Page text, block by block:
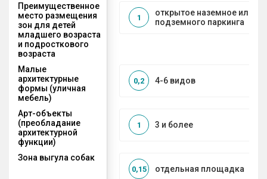
Преимущественное
место размещения
зон для детей
младшего возраста
и подросткового
возраста
открытое наземное или на
подземного паркинга
1
Малые
архитектурные
формы (уличная
мебель)
4-6 видов
0,2
Арт-объекты
(преобладание
архитектурной
функции)
3 и более
1
Зона выгула собак
отдельная площадка
0,15